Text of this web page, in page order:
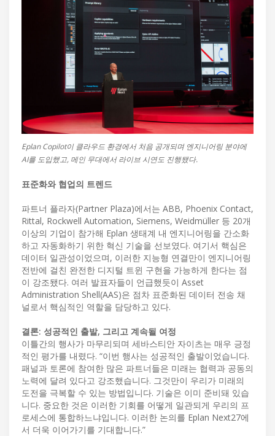
Eplan Copilot이 클라우드 환경에서 처음 공개되며 엔지니어링 분야에
AI를 도입했고, 메인 무대에서 라이브 시연도 진행됐다.
표준화와 협업의 트렌드
파트너 플라자(Partner Plaza)에서는 ABB, Phoenix Contact,
Rittal, Rockwell Automation, Siemens, Weidmüller 등 20개
이상의 기업이 참가해 Eplan 생태계 내 엔지니어링을 간소화
하고 자동화하기 위한 혁신 기술을 선보였다. 여기서 핵심은
데이터 일관성이었으며, 이러한 지능형 연결만이 엔지니어링
전반에 걸친 완전한 디지털 트윈 구현을 가능하게 한다는 점
이 강조됐다. 여러 발표자들이 언급했듯이 Asset
Administration Shell(AAS)은 점차 표준화된 데이터 전송 채
널로서 핵심적인 역할을 담당하고 있다.
결론: 성공적인 출발, 그리고 계속될 여정
이틀간의 행사가 마무리되며 세바스티안 자이츠는 매우 긍정
적인 평가를 내렸다. “이번 행사는 성공적인 출발이었습니다.
패널과 토론에 참여한 많은 파트너들은 미래는 협력과 공동의
노력에 달려 있다고 강조했습니다. 그것만이 우리가 미래의
도전을 극복할 수 있는 방법입니다. 기술은 이미 준비돼 있습
니다. 중요한 것은 이러한 기회를 어떻게 일관되게 우리의 프
로세스에 통합하느냐입니다. 이러한 논의를 Eplan Next27에
서 더욱 이어가기를 기대합니다.”